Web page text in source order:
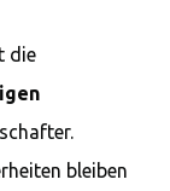
die
bleiben